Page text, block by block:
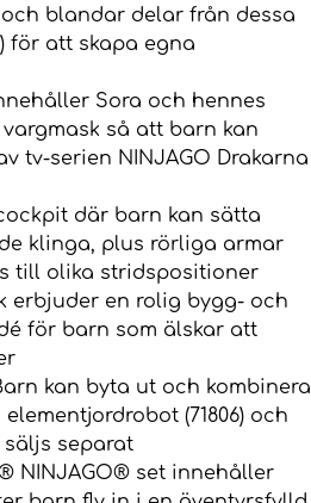
blandar delar från dessa
för att skapa egna
Sora och hennes
så att barn kan
tv-serien NINJAGO Drakarna
där barn kan sätta
klinga, plus rörliga armar
till olika stridspositioner
erbjuder en rolig bygg- och
för barn som älskar att
kan byta ut och kombinera
(71806) och
säljs separat
NINJAGO® set innehåller